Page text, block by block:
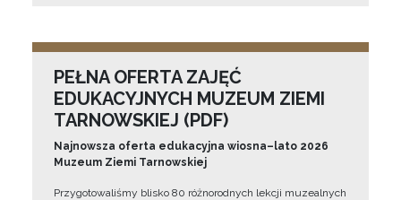
PEŁNA OFERTA ZAJĘĆ
EDUKACYJNYCH MUZEUM ZIEMI
TARNOWSKIEJ (PDF)
Najnowsza oferta edukacyjna wiosna–lato 2026
Muzeum Ziemi Tarnowskiej
Przygotowaliśmy blisko 80 różnorodnych lekcji muzealnych